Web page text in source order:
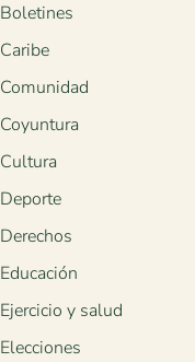
Boletines
Caribe
Comunidad
Coyuntura
Cultura
Deporte
Derechos
Educación
Ejercicio y salud
Elecciones